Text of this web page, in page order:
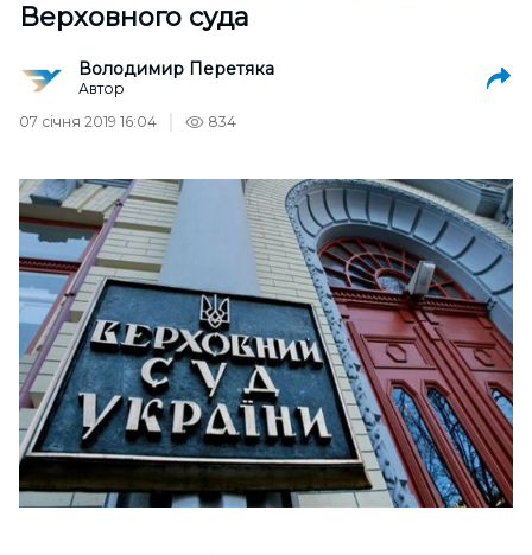
Верховного суда
Володимир Перетяка
Автор
07 січня 2019 16:04
834